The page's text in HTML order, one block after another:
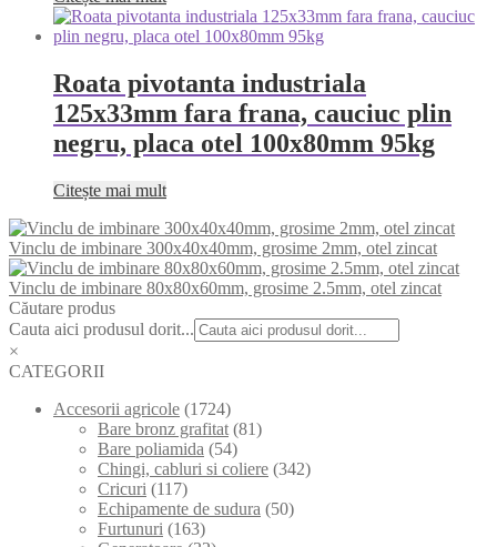
Roata pivotanta industriala
125x33mm fara frana, cauciuc plin
negru, placa otel 100x80mm 95kg
Citește mai mult
Vinclu de imbinare 300x40x40mm, grosime 2mm, otel zincat
Vinclu de imbinare 80x80x60mm, grosime 2.5mm, otel zincat
Căutare produs
Cauta aici produsul dorit...
×
CATEGORII
Accesorii agricole (1724)
Bare bronz grafitat (81)
Bare poliamida (54)
Chingi, cabluri si coliere (342)
Cricuri (117)
Echipamente de sudura (50)
Furtunuri (163)